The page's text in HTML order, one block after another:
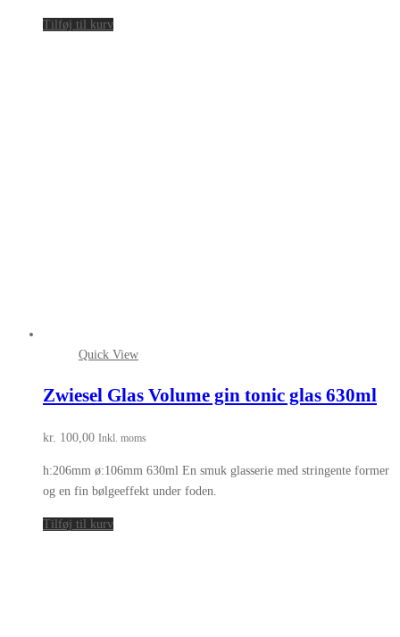
Tilføj til kurv
Quick View
Zwiesel Glas Volume gin tonic glas 630ml
kr. 100,00 Inkl. moms
h:206mm ø:106mm 630ml En smuk glasserie med stringente former
og en fin bølgeeffekt under foden.
Tilføj til kurv